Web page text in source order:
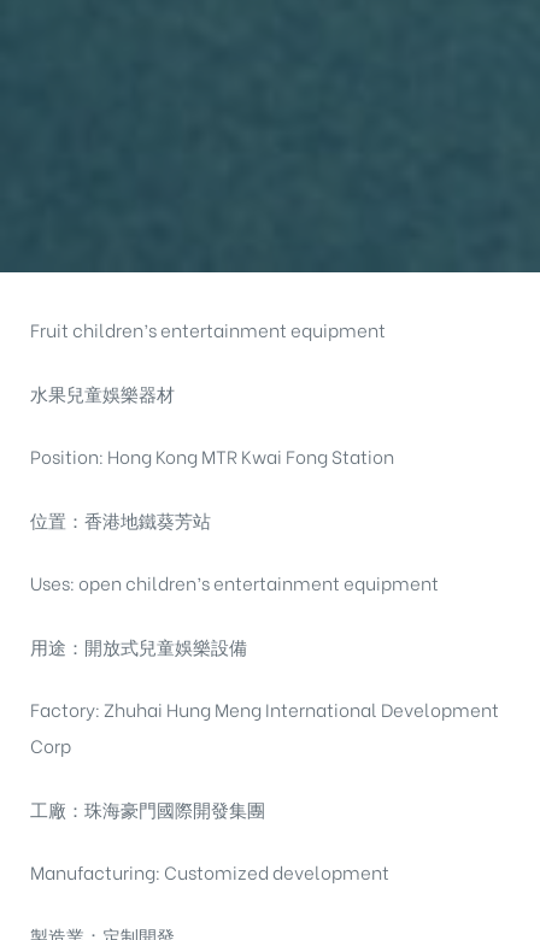
Fruit children’s entertainment equipment
水果兒童娛樂器材
Position: Hong Kong MTR Kwai Fong Station
位置：香港地鐵葵芳站
Uses: open children’s entertainment equipment
用途：開放式兒童娛樂設備
Factory: Zhuhai Hung Meng International Development
Corp
工廠：珠海豪門國際開發集團
Manufacturing: Customized development